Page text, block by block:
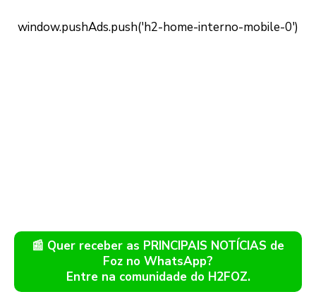
📰 Quer receber as PRINCIPAIS NOTÍCIAS de
Foz no WhatsApp?
Entre na comunidade do H2FOZ.